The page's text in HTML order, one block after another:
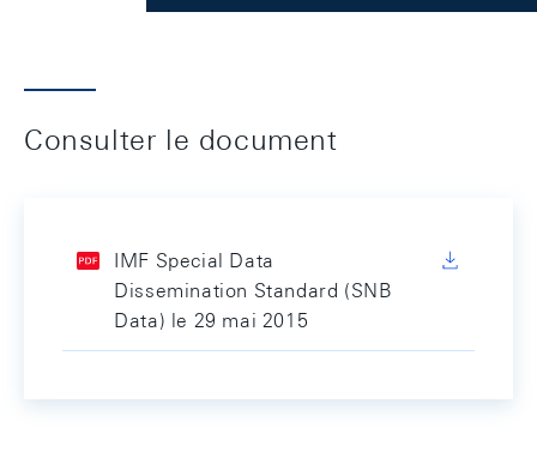
Consulter le document
IMF Special Data
Dissemination Standard (SNB
Data) le 29 mai 2015